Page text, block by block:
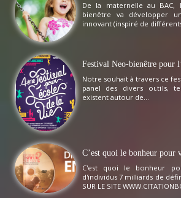
De la maternelle au
bienêtre va développer
innovant (inspiré de
Festival Neo-bienêtre pour
Notre souhait à travers ce
panel des divers outils,
existent autour de...
C’est quoi le bonheur pour
C'est quoi le bonheur
d'individus 7 milliards de
SUR LE SITE